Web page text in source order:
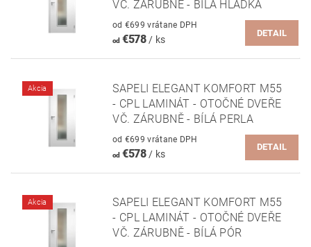
VČ. ZÁRUBNĚ - BÍLÁ HLADKÁ
od €699 vrátane DPH
od€578/ ks
DETAIL
Akcia
SAPELI ELEGANT KOMFORT M55
- CPL LAMINÁT - OTOČNÉ DVEŘE
VČ. ZÁRUBNĚ - BÍLÁ PERLA
od €699 vrátane DPH
od€578 / ks
DETAIL
Akcia
SAPELI ELEGANT KOMFORT M55
- CPL LAMINÁT - OTOČNÉ DVEŘE
VČ. ZÁRUBNĚ - BÍLÁ PÓR